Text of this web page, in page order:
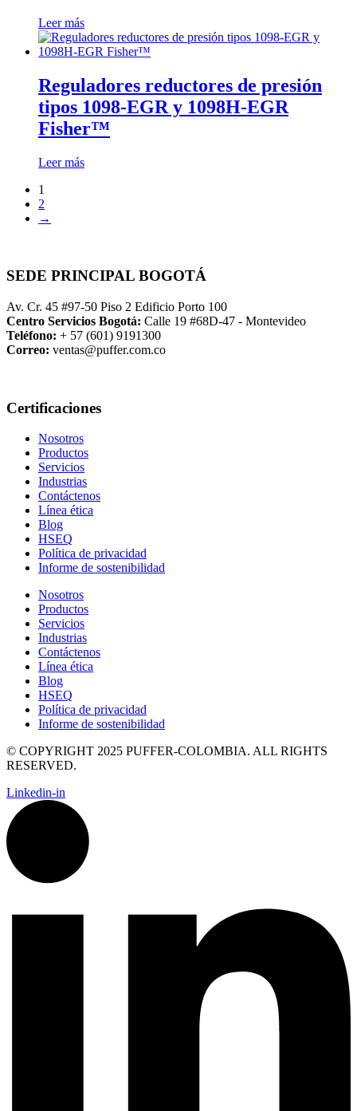
Leer más
Reguladores reductores de presión
tipos 1098-EGR y 1098H-EGR
Fisher™
Leer más
1
2
→
SEDE PRINCIPAL BOGOTÁ
Av. Cr. 45 #97-50 Piso 2 Edificio Porto 100
Centro Servicios Bogotá: Calle 19 #68D-47 - Montevideo
Teléfono: + 57 (601) 9191300
Correo: ventas@puffer.com.co
Certificaciones
Nosotros
Productos
Servicios
Industrias
Contáctenos
Línea ética
Blog
HSEQ
Política de privacidad
Informe de sostenibilidad
Nosotros
Productos
Servicios
Industrias
Contáctenos
Línea ética
Blog
HSEQ
Política de privacidad
Informe de sostenibilidad
© COPYRIGHT 2025 PUFFER-COLOMBIA. ALL RIGHTS
RESERVED.
Linkedin-in